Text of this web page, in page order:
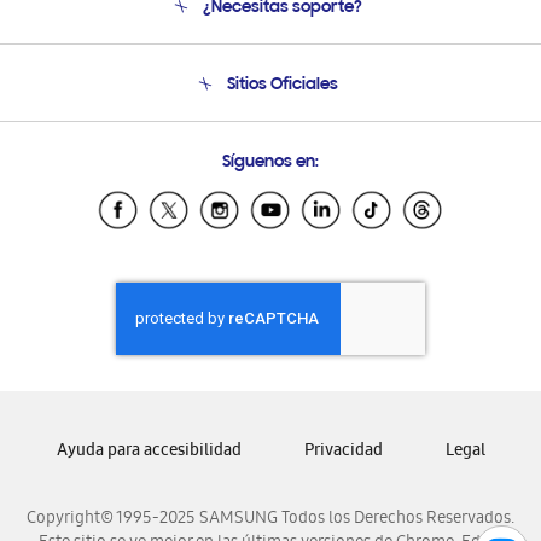
Soporte
Condiciones de Compra
¿Necesitas soporte?
Soporte vía eMail
Sitios Oficiales
Samsung Ecuador
Samsung El Salvador
Samsung Honduras
Samsung Nicaragua
Samsung Panamá
Samsung Venezuela
Síguenos en:
Copyright© 1995-2025 SAMSUNG Todos los Derechos Reservados.
Ayuda para accesibilidad Privacidad Legal